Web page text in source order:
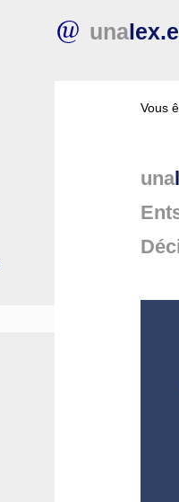
una
Vous
una